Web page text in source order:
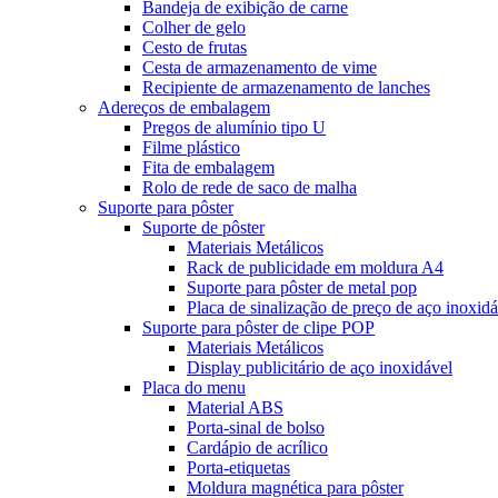
Bandeja de exibição de carne
Colher de gelo
Cesto de frutas
Cesta de armazenamento de vime
Recipiente de armazenamento de lanches
Adereços de embalagem
Pregos de alumínio tipo U
Filme plástico
Fita de embalagem
Rolo de rede de saco de malha
Suporte para pôster
Suporte de pôster
Materiais Metálicos
Rack de publicidade em moldura A4
Suporte para pôster de metal pop
Placa de sinalização de preço de aço
Suporte para pôster de clipe POP
Materiais Metálicos
Display publicitário de aço inoxidável
Placa do menu
Material ABS
Porta-sinal de bolso
Cardápio de acrílico
Porta-etiquetas
Moldura magnética para pôster